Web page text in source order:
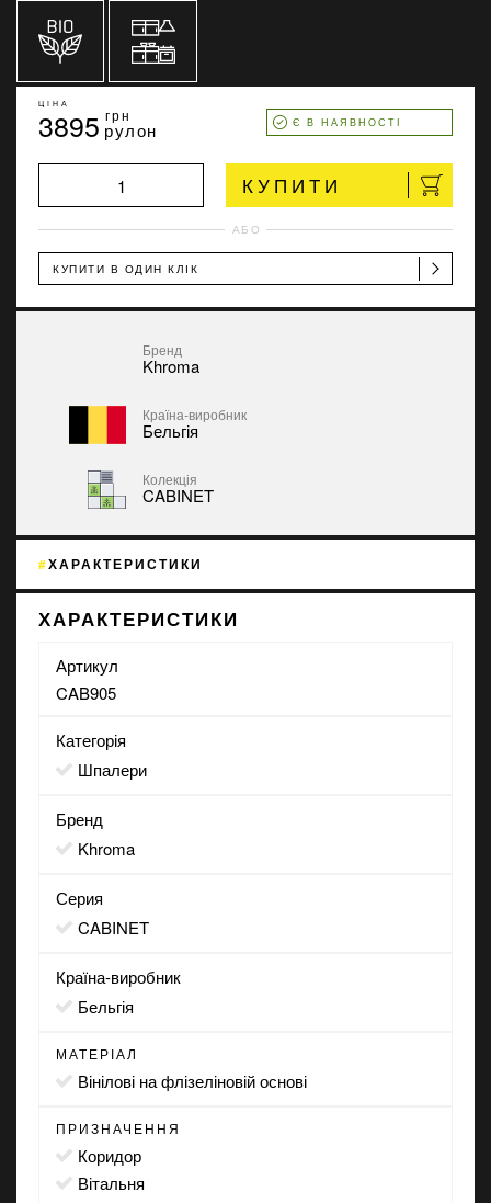
ЦІНА
3895 грн
рулон Є В НАЯВНОСТІ
КУПИТИ
АБО
КУПИТИ В ОДИН КЛІК
Бренд
Khroma
Країна-виробник
Бельгія
Колекція
CABINET
ХАРАКТЕРИСТИКИ
ХАРАКТЕРИСТИКИ
Артикул
CAB905
Категорія
Шпалери
Бренд
Khroma
Серия
CABINET
Країна-виробник
Бельгія
МАТЕРІАЛ
вінілові на флізеліновій основі
ПРИЗНАЧЕННЯ
коридор
вітальня